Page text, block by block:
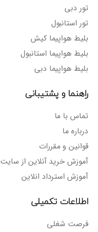
تور دبی
تور استانبول
بلیط هواپیما کیش
بلیط هواپیما استانبول
بلیط هواپیما دبی
راهنما و پشتیبانی
تماس با ما
درباره ما
قوانین و مقررات
آموزش خرید آنلاین از سایت
آموزش استرداد انلاین
اطلاعات تکمیلی
فرصت شغلی